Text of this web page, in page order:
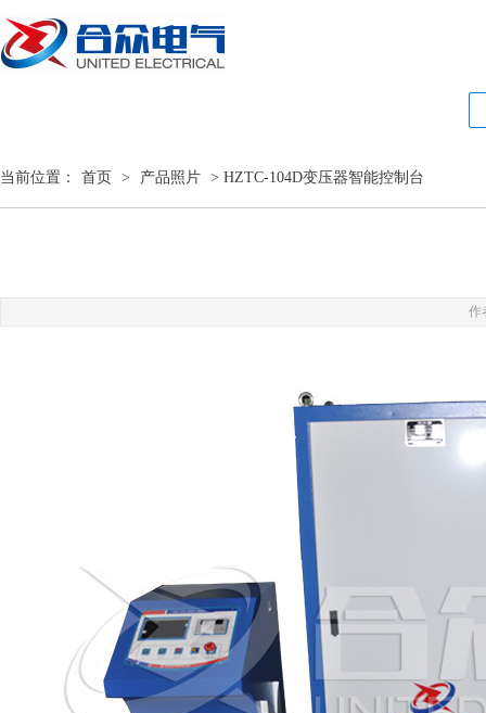
当前位置： 首页 > 产品照片 > HZTC-104D变压器智能控制台
作